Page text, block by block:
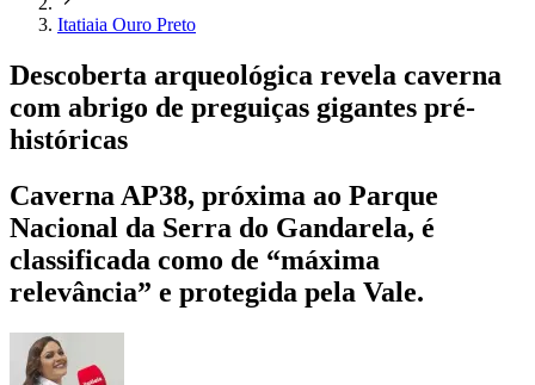
Itatiaia Ouro Preto
Descoberta arqueológica revela caverna
com abrigo de preguiças gigantes pré-
históricas
Caverna AP38, próxima ao Parque
Nacional da Serra do Gandarela, é
classificada como de “máxima
relevância” e protegida pela Vale.